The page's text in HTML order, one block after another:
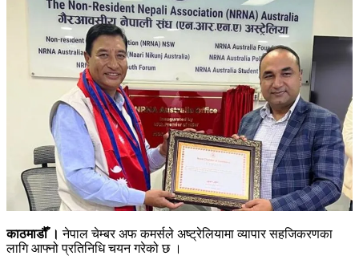
काठमाडौँ । नेपाल चेम्बर अफ कमर्सले अष्ट्रेलियामा व्यापार सहजिकरणका
लागि आफ्नो प्रतिनिधि चयन गरेको छ ।